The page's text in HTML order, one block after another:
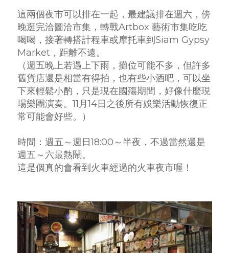
這兩個夜市可以排在一起，最建議排在週六，傍
晚逛完洽圖洽市集，轉戰Artbox 藝術市集吃吃
喝喝，接著轉搭計程車或摩托車到Siam Gypsy
Market，距離不遠。
（週五晚上若遇上下雨，攤位可能不多，但許多
舊貨店還是相當有得拍，也有些小酒吧，可以坐
下來輕鬆小酌，只是現在國殤期間，好像什麼現
場樂團演奏。11月14日之後所有娛樂活動恢復正
常可能會好些。）
時間：週五～週日18:00～半夜，不過當然還是
週五～六最熱鬧。
這是個真的會看到火車經過的火車夜市喔！